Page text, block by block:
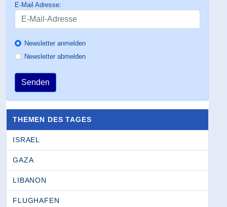
E-Mail Adresse:
Newsletter anmelden
Newsletter abmelden
Senden
THEMEN DES TAGES
ISRAEL
GAZA
LIBANON
FLUGHAFEN